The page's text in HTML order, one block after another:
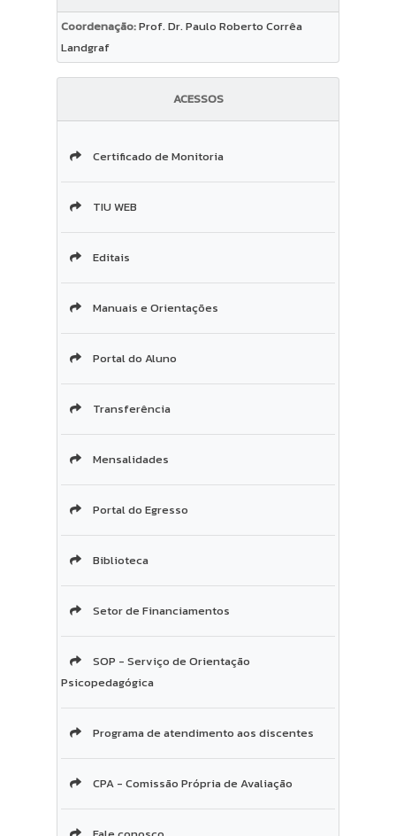
Coordenação:Prof. Dr. Paulo Roberto Corrêa
Landgraf
ACESSOS
Certificado de Monitoria
TIU WEB
Editais
Manuais e Orientações
Portal do Aluno
Transferência
Mensalidades
Portal do Egresso
Biblioteca
Setor de Financiamentos
SOP - Serviço de Orientação
Psicopedagógica
Programa de atendimento aos discentes
CPA - Comissão Própria de Avaliação